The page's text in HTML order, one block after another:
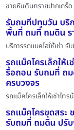
ขายหินดินทรายปากเกร็
รับถมที่ปทุมวัน บริ
พื้นที่ ถมที่ ถมดิน ร
บริการรถแบคโฮให้เช่า
รถแม็คโครเล็กให้เ
รื้อถอน รับถมที่ ถ
ครบวงจร
รถแม็คโครเล็กให้เช่าไท
รถแม็คโครขุดสระ
รับถมที่ ถมดิน ปรั